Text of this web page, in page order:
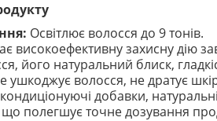
Освітлює волосся до 9 тонів.
високоефективну захисну дію
його натуральний блиск,
ушкоджує волосся, не дратує
добавки,
що полегшує точне дозування